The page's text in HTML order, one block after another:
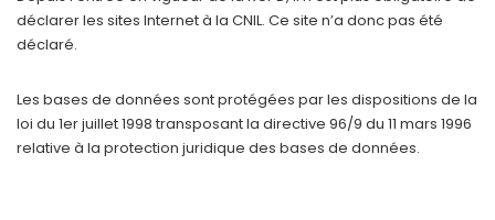
déclarer les sites Internet à la CNIL. Ce site n’a donc pas été
déclaré.
Les bases de données sont protégées par les dispositions de la
loi du 1er juillet 1998 transposant la directive 96/9 du 11 mars 1996
relative à la protection juridique des bases de données.